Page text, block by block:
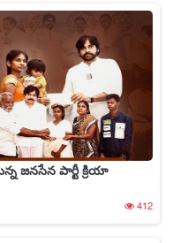
జనసేన పార్టీ క్రియా
412